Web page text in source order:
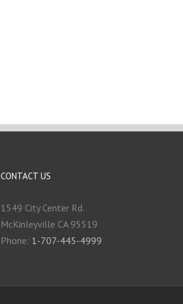
CONTACT US
1549 City Center Rd.
McKinleyville CA 95519
Phone: 1-707-445-4999